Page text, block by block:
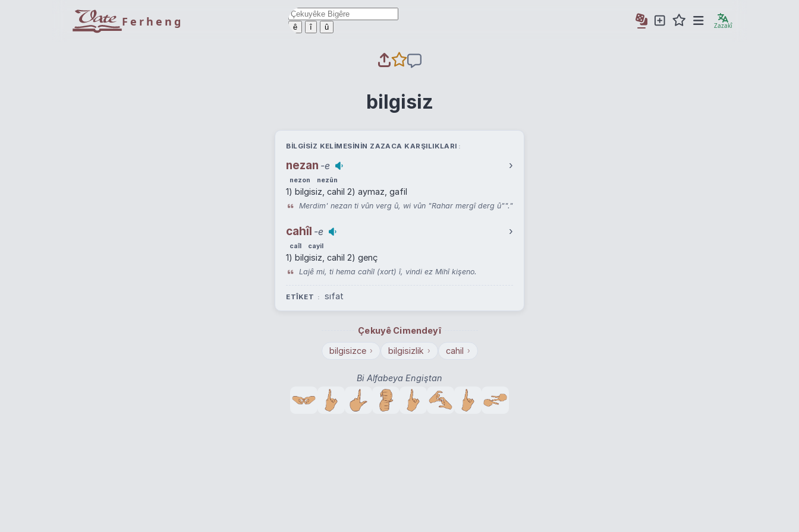
Ferheng ê î û Zazakî
bilgisiz
BILGISIZ KELIMESININ ZAZACA KARŞILIKLARI
nezan -e ›
nezon nezûn
1) bilgisiz, cahil 2) aymaz, gafil
Merdim' nezan ti vûn verg û, wi vûn "Rahar mergî derg û""."
cahîl -e ›
caîl cayil
1) bilgisiz, cahil 2) genç
Lajê mi, ti hema cahîl (xort) î, vindi ez Mihî kişeno.
ETÎKET sıfat
Çekuyê Cimendeyî
bilgisizce › bilgisizlik › cahil ›
Bi Alfabeya Engiştan